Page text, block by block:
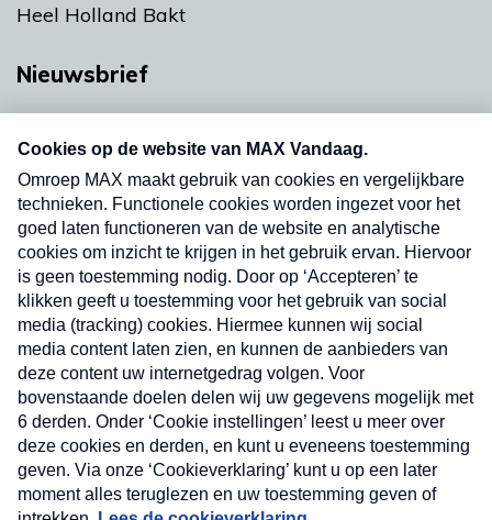
Heel Holland Bakt
Nieuwsbrief
nieuwsbrief. Elke vrijdag- en dinsdagochtend in
uw mailbox.
Verzend
Nieuwsbrief
Neem hier een gratis abonnement op onze
nieuwsbrief. Elke vrijdag- en dinsdagochtend in uw